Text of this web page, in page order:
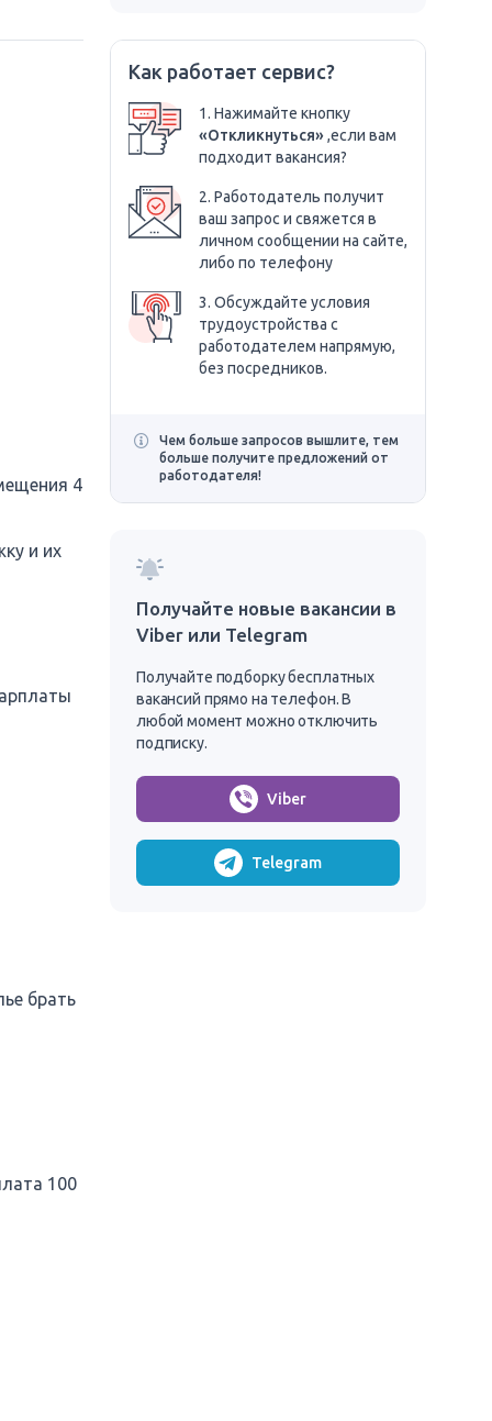
4
и их
брать
100
Как работает сервис?
1. Нажимайте кнопку
«Откликнуться»,если вам
подходит вакансия?
2. Работодатель получит
ваш запрос и свяжется в
личном сообщении на сайте,
либо по телефону
3. Обсуждайте условия
трудоустройства с
работодателем напрямую,
без посредников.
Чем больше запросов вышлите, тем
больше получите предложений от
работодателя!
Получайте новые вакансии в
Viber или Telegram
Получайте подборку бесплатных
вакансий прямо на телефон. В
любой момент можно отключить
подписку.
Viber
Telegram